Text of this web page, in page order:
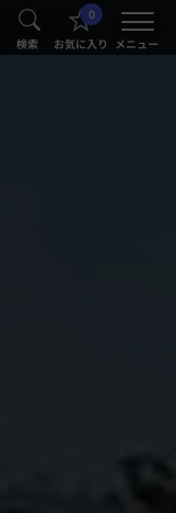
検索
0
お気に入り メニュー
®